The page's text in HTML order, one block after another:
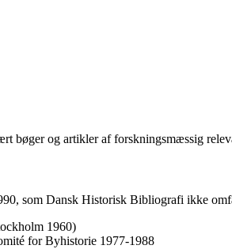
bøger og artikler af forskningsmæssig
som Dansk Historisk Bibliografi ikke
1960)
for Byhistorie 1977-1988